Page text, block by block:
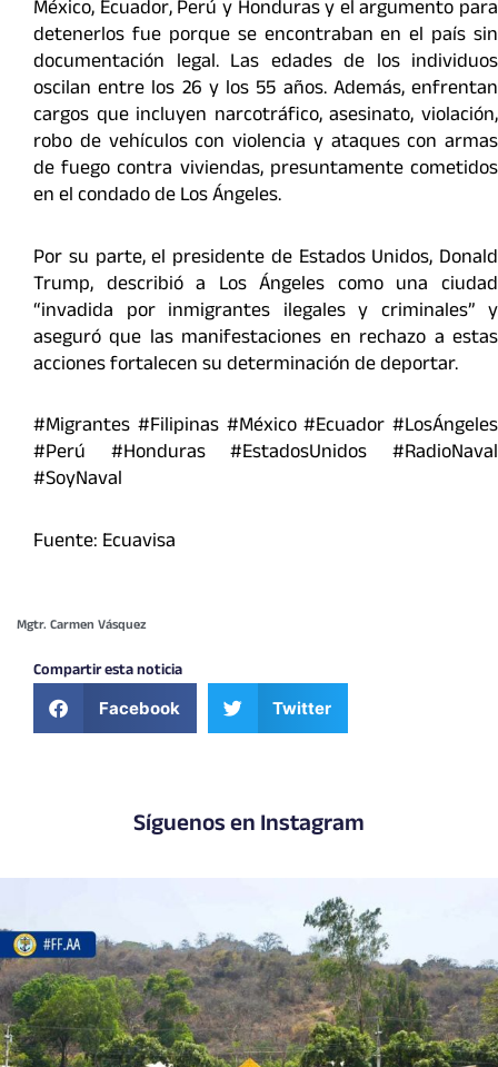
México, Ecuador, Perú y Honduras y el argumento para
detenerlos fue porque se encontraban en el país sin
documentación legal. Las edades de los individuos
oscilan entre los 26 y los 55 años. Además, enfrentan
cargos que incluyen narcotráfico, asesinato, violación,
robo de vehículos con violencia y ataques con armas
de fuego contra viviendas, presuntamente cometidos
en el condado de Los Ángeles.
Por su parte, el presidente de Estados Unidos, Donald
Trump, describió a Los Ángeles como una ciudad
“invadida por inmigrantes ilegales y criminales” y
aseguró que las manifestaciones en rechazo a estas
acciones fortalecen su determinación de deportar.
#Migrantes #Filipinas #México #Ecuador #LosÁngeles
#Perú #Honduras #EstadosUnidos #RadioNaval
#SoyNaval
Fuente: Ecuavisa
Mgtr. Carmen Vásquez
Compartir esta noticia
Facebook Twitter
Síguenos en Instagram